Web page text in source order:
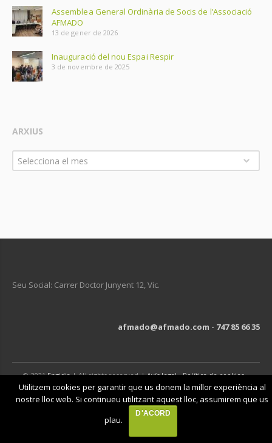
Assemblea General Ordinària de Socis de l’Associació
AFMADO
13 de gener de 2026
Inauguració del nou Espai Respir
3 de novembre de 2025
ARXIUS
Arxius
Selecciona el mes
Seu Social: Carrer Doctor Junyent 12, Vic.
afmado@afmado.com - 747 85 66 35
© 2021Engidia| All rights reserved |Avís legal-Política de cookies-
Política de privacitat
Utilitzem cookies per garantir que us donem la millor experiència al
nostre lloc web. Si continueu utilitzant aquest lloc, assumirem que us
plau.
D'ACORD